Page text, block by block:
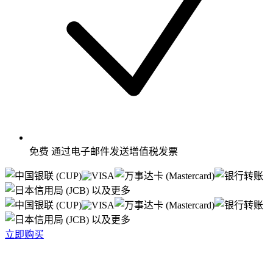
免费 通过电子邮件发送增值税发票
以及更多
以及更多
立即购买